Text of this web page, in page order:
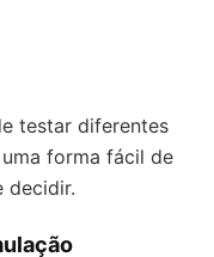
testar diferentes
forma fácil de
decidir.